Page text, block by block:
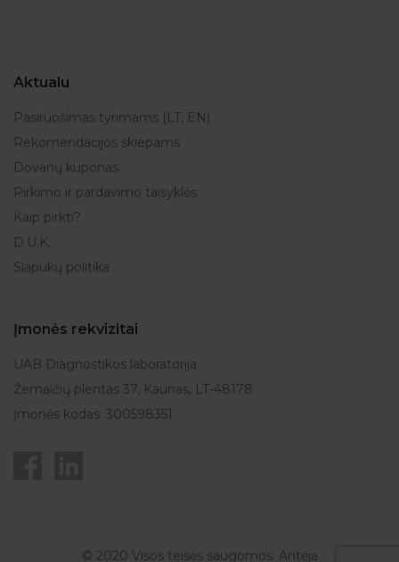
Aktualu
Pasiruošimas tyrimams (LT, EN)
Rekomendacijos skiepams
Dovanų kuponas
Pirkimo ir pardavimo taisyklės
Kaip pirkti?
D.U.K.
Slapukų politika
Įmonės rekvizitai
UAB Diagnostikos laboratorija
Žemaičių plentas 37, Kaunas, LT-48178
Įmonės kodas: 300598351
© 2020 Visos teisės saugomos. Antėja